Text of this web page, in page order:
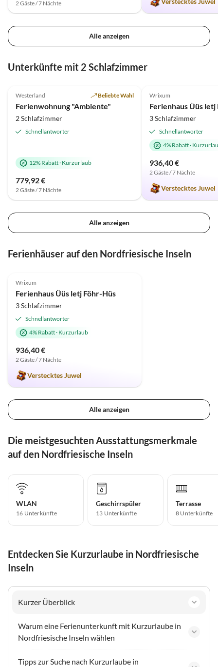
2 Gäste / 7 Nächte
Alle anzeigen
Unterkünfte mit 2 Schlafzimmer
Westerland Beliebte Wahl
Ferienwohnung "Ambiente"
2 Schlafzimmer
Schnellantworter
12% Rabatt· Kurzurlaub
779,92 €
2 Gäste / 7 Nächte
Wrixum
Ferienhaus Üüs letj
3 Schlafzimmer
Schnellantworter
4% Rabatt·
936,40 €
2 Gäste / 7 Nächte
Verstecktes Juwel
Alle anzeigen
Ferienhäuser auf den Nordfriesische Inseln
Wrixum
Ferienhaus Üüs letj Föhr-Hüs
3 Schlafzimmer
Schnellantworter
4% Rabatt· Kurzurlaub
936,40 €
2 Gäste / 7 Nächte
Verstecktes Juwel
Alle anzeigen
Die meistgesuchten Ausstattungsmerkmale
auf den Nordfriesische Inseln
WLAN
16 Unterkünfte
Geschirrspüler
13 Unterkünfte
Terrasse
8 Unterkünfte
Entdecken Sie Kurzurlaube in Nordfriesische
Inseln
Kurzer Überblick
Warum eine Ferienunterkunft mit Kurzurlaube in
Nordfriesische Inseln wählen
Tipps zur Suche nach Kurzurlaube in